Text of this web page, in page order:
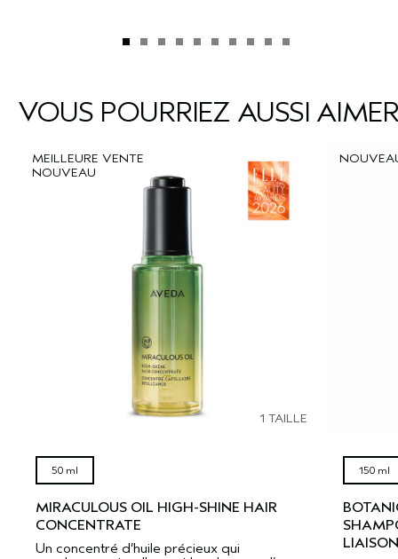
VOUS POURRIEZ AUSSI AIMER
MEILLEURE VENTE
NOUVEAU
1 TAILLE
50 ml
MIRACULOUS OIL HIGH-SHINE HAIR
CONCENTRATE
Un concentré d’huile précieux qui
150 ml